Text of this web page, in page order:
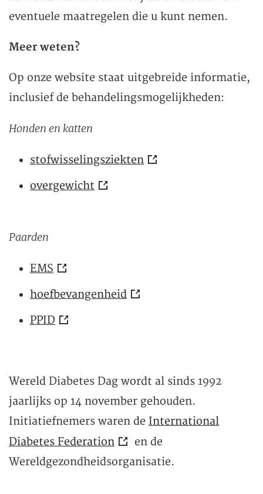
eventuele maatregelen die u kunt nemen.
Meer weten?
Op onze website staat uitgebreide informatie,
inclusief de behandelingsmogelijkheden:
Honden en katten
stofwisselingsziekten
overgewicht
Paarden
EMS
hoefbevangenheid
PPID
Wereld Diabetes Dag wordt al sinds 1992
jaarlijks op 14 november gehouden.
Initiatiefnemers waren de International
Diabetes Federation
en de
Wereldgezondheidsorganisatie.